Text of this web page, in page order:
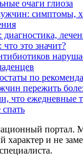
очаги глиоза
симптомы,
это значит?
по
пережить
что ежедневные
портал.
характер и не